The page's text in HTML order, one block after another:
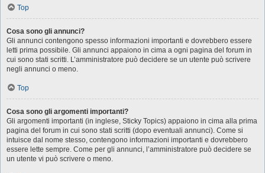
Top
Cosa sono gli annunci?
Gli annunci contengono spesso informazioni importanti e dovrebbero essere
letti prima possibile. Gli annunci appaiono in cima a ogni pagina del forum in
cui sono stati scritti. L’amministratore può decidere se un utente può scrivere
negli annunci o meno.
Top
Cosa sono gli argomenti importanti?
Gli argomenti importanti (in inglese, Sticky Topics) appaiono in cima alla prima
pagina del forum in cui sono stati scritti (dopo eventuali annunci). Come si
intuisce dal nome stesso, contengono informazioni importanti e dovrebbero
essere lette sempre. Come per gli annunci, l’amministratore può decidere se
un utente vi può scrivere o meno.